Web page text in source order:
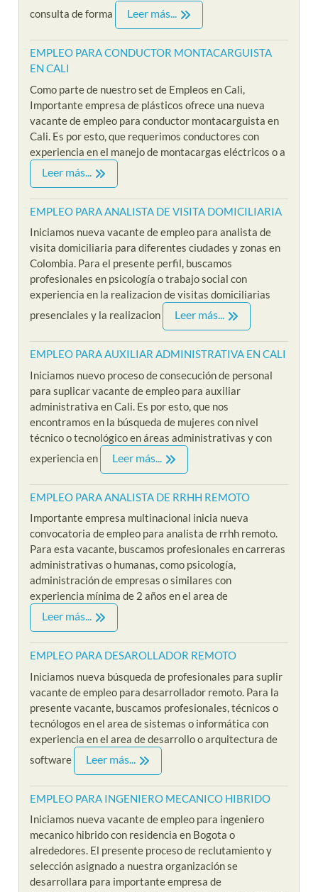
consulta de forma Leer más...
EMPLEO PARA CONDUCTOR MONTACARGUISTA
EN CALI
Como parte de nuestro set de Empleos en Cali,
Importante empresa de plásticos ofrece una nueva
vacante de empleo para conductor montacarguista en
Cali. Es por esto, que requerimos conductores con
experiencia en el manejo de montacargas eléctricos o a
Leer más...
EMPLEO PARA ANALISTA DE VISITA DOMICILIARIA
Iniciamos nueva vacante de empleo para analista de
visita domiciliaria para diferentes ciudades y zonas en
Colombia. Para el presente perfil, buscamos
profesionales en psicología o trabajo social con
experiencia en la realizacion de visitas domiciliarias
presenciales y la realizacion
Leer más...
EMPLEO PARA AUXILIAR ADMINISTRATIVA EN CALI
Iniciamos nuevo proceso de consecución de personal
para suplicar vacante de empleo para auxiliar
administrativa en Cali. Es por esto, que nos
encontramos en la búsqueda de mujeres con nivel
técnico o tecnológico en áreas administrativas y con
experiencia en
Leer más...
EMPLEO PARA ANALISTA DE RRHH REMOTO
Importante empresa multinacional inicia nueva
convocatoria de empleo para analista de rrhh remoto.
Para esta vacante, buscamos profesionales en carreras
administrativas o humanas, como psicología,
administración de empresas o similares con
experiencia mínima de 2 años en el area de
Leer más...
EMPLEO PARA DESAROLLADOR REMOTO
Iniciamos nueva búsqueda de profesionales para suplir
vacante de empleo para desarrollador remoto. Para la
presente vacante, buscamos profesionales, técnicos o
tecnólogos en el area de sistemas o informática con
experiencia en el area de desarrollo o arquitectura de
software
Leer más...
EMPLEO PARA INGENIERO MECANICO HIBRIDO
Iniciamos nueva vacante de empleo para ingeniero
mecanico hibrido con residencia en Bogota o
alrededores. El presente proceso de reclutamiento y
selección asignado a nuestra organización se
desarrollara para importante empresa de